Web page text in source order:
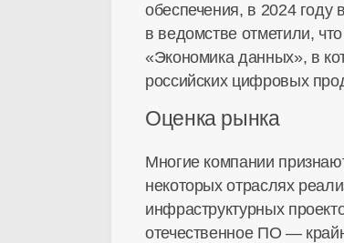
обеспечения, в 2024 году
в ведомстве отметили,
«Экономика данных», в
российских цифровых
Оценка рынка
Многие компании
некоторых отраслях
инфраструктурных
отечественное ПО —